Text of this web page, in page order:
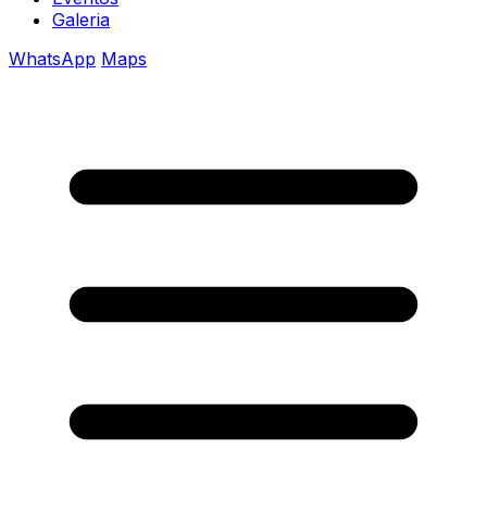
Galeria
WhatsApp Maps